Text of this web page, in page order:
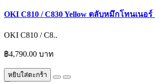
OKI C810 / C830 Yellow ตลับหมึกโทนเนอร์
OKI C810 / C8..
฿4,790.00 บาท
หยิบใส่ตะกร้า